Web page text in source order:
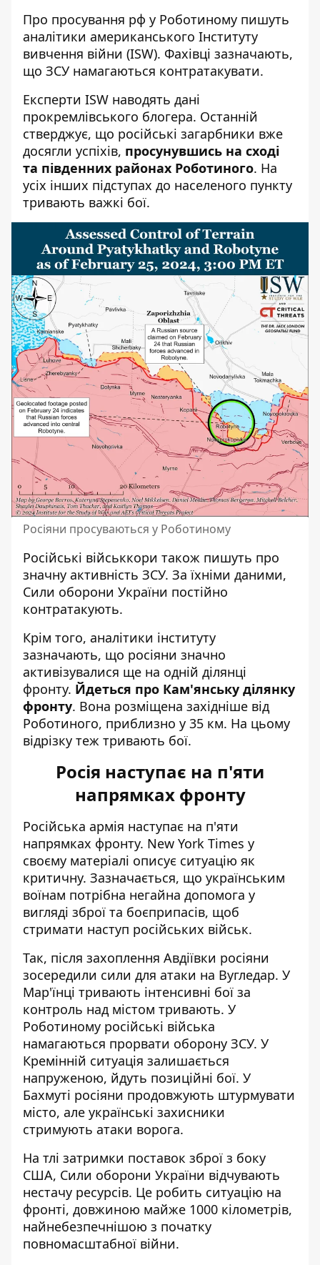
Про просування рф у Роботиному пишуть
аналітики американського Інституту
вивчення війни (ISW). Фахівці зазначають,
що ЗСУ намагаються контратакувати.
Експерти ISW наводять дані
прокремлівського блогера. Останній
стверджує, що російські загарбники вже
досягли успіхів, просунувшись на сході
та південних районах Роботиного. На
усіх інших підступах до населеного пункту
тривають важкі бої.
Росіяни просуваються у Роботиному
Російські військкори також пишуть про
значну активність ЗСУ. За їхніми даними,
Сили оборони України постійно
контратакують.
Крім того, аналітики інституту
зазначають, що росіяни значно
активізувалися ще на одній ділянці
фронту. Йдеться про Кам'янську ділянку
фронту. Вона розміщена західніше від
Роботиного, приблизно у 35 км. На цьому
відрізку теж тривають бої.
Росія наступає на п'яти
напрямках фронту
Російська армія наступає на п'яти
напрямках фронту. New York Times у
своєму матеріалі описує ситуацію як
критичну. Зазначається, що українським
воїнам потрібна негайна допомога у
вигляді зброї та боєприпасів, щоб
стримати наступ російських військ.
Так, після захоплення Авдіївки росіяни
зосередили сили для атаки на Вугледар. У
Мар'їнці тривають інтенсивні бої за
контроль над містом тривають. У
Роботиному російські війська
намагаються прорвати оборону ЗСУ. У
Кремінній ситуація залишається
напруженою, йдуть позиційні бої. У
Бахмуті росіяни продовжують штурмувати
місто, але українські захисники
стримують атаки ворога.
На тлі затримки поставок зброї з боку
США, Сили оборони України відчувають
нестачу ресурсів. Це робить ситуацію на
фронті, довжиною майже 1000 кілометрів,
найнебезпечнішою з початку
повномасштабної війни.